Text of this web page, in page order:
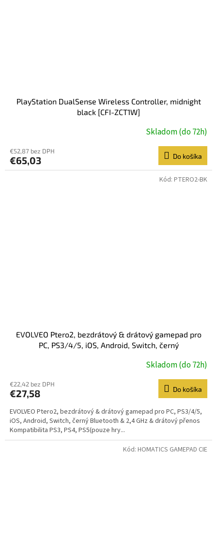
PlayStation DualSense Wireless Controller, midnight
black [CFI-ZCT1W]
Skladom (do 72h)
€52,87 bez DPH
€65,03 Do košíka
EVOLVEO Ptero2, bezdrátový & drátový gamepad pro
PC, PS3/4/5, iOS, Android, Switch, černý
Skladom (do 72h)
€22,42 bez DPH
€27,58 Do košíka
EVOLVEO Ptero2, bezdrátový & drátový gamepad pro PC, PS3/4/5,
iOS, Android, Switch, černý Bluetooth & 2,4 GHz & drátový přenos
Kompatibilita PS3, PS4, PS5(pouze hry...
Kód: PTERO2-BK
Kód: HOMATICS GAMEPAD CIE